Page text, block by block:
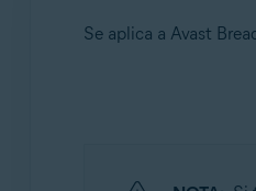
Se aplica a Avast
Avast BreachGuard